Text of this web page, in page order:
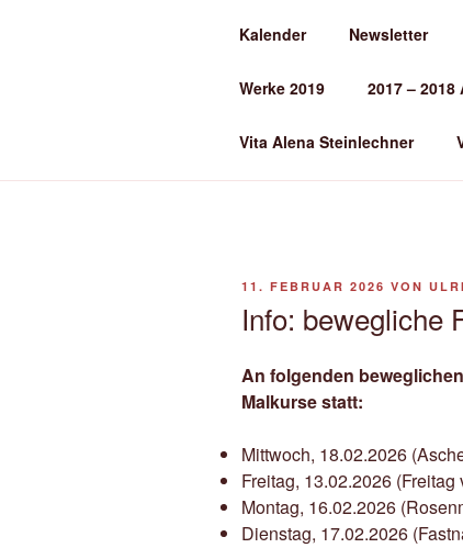
ALENA
Kalender Newsletter
Werke 2019 2017 –
Vita Alena Steinlechner
VERÖFFENTLICHT
11. FEBRUAR 2026 VON
Info: bewegliche
An folgenden
Malkurse statt:
Mittwoch, 18.02.2026
Freitag, 13.02.2026 (Freitag
Montag, 16.02.2026
Dienstag, 17.02.2026